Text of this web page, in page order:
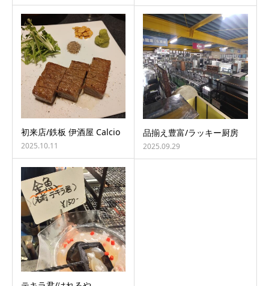
初来店/鉄板 伊酒屋 Calcio
2025.10.11
品揃え豊富/ラッキー厨房
2025.09.29